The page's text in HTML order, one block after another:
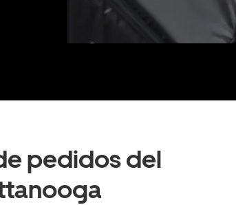
pedidos del